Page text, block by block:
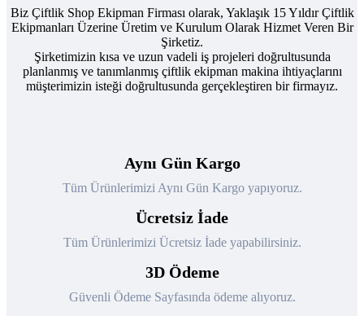
Biz Çiftlik Shop Ekipman Firması olarak, Yaklaşık 15 Yıldır Çiftlik
Ekipmanları Üzerine Üretim ve Kurulum Olarak Hizmet Veren Bir
Şirketiz.
Şirketimizin kısa ve uzun vadeli iş projeleri doğrultusunda
planlanmış ve tanımlanmış çiftlik ekipman makina ihtiyaçlarını
müşterimizin isteği doğrultusunda gerçekleştiren bir firmayız.
Aynı Gün Kargo
Tüm Ürünlerimizi Aynı Gün Kargo yapıyoruz.
Ücretsiz İade
Tüm Ürünlerimizi Ücretsiz İade yapabilirsiniz.
3D Ödeme
Güvenli Ödeme Sayfasında ödeme alıyoruz.